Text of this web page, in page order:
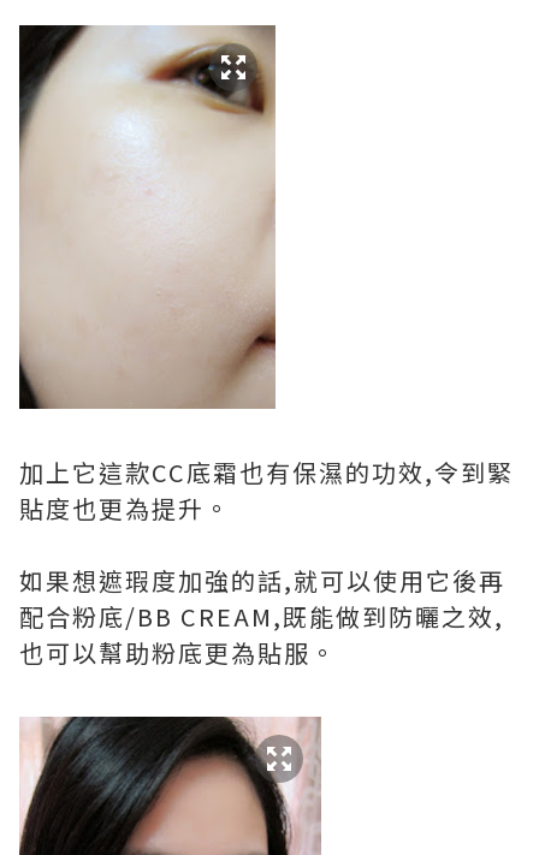
加上它這款CC底霜也有保濕的功效,令到緊
貼度也更為提升。
如果想遮瑕度加強的話,就可以使用它後再
配合粉底/BB CREAM,既能做到防曬之效,
也可以幫助粉底更為貼服。